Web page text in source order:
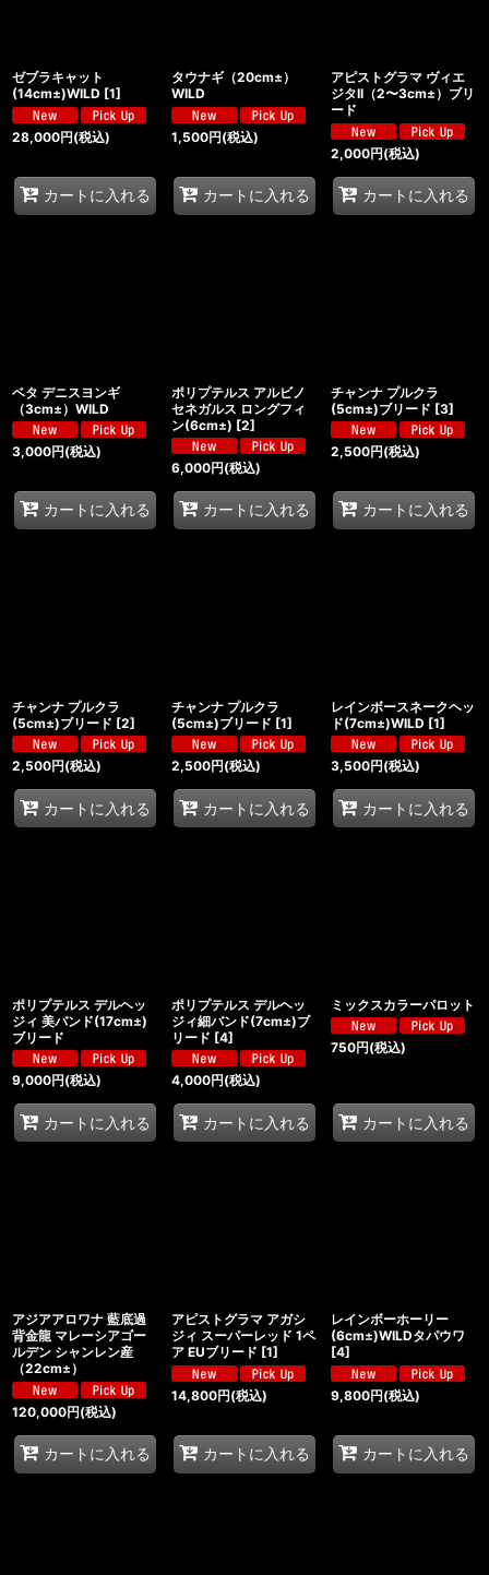
ゼブラキャット
(14cm±)WILD [1]
28,000円(税込)
カートに入れる
タウナギ（20cm±）
WILD
1,500円(税込)
カートに入れる
アピストグラマ ヴィエ
ジタII（2〜3cm±）ブリ
ード
2,000円(税込)
カートに入れる
ベタ デニスヨンギ
（3cm±）WILD
3,000円(税込)
カートに入れる
ポリプテルス アルビノ
セネガルス ロングフィ
ン(6cm±) [2]
6,000円(税込)
カートに入れる
チャンナ プルクラ
(5cm±)ブリード [3]
2,500円(税込)
カートに入れる
チャンナ プルクラ
(5cm±)ブリード [2]
2,500円(税込)
カートに入れる
チャンナ プルクラ
(5cm±)ブリード [1]
2,500円(税込)
カートに入れる
レインボースネークヘッ
ド(7cm±)WILD [1]
3,500円(税込)
カートに入れる
ポリプテルス デルヘッ
ジィ 美バンド(17cm±)
ブリード
9,000円(税込)
カートに入れる
ポリプテルス デルヘッ
ジィ細バンド(7cm±)ブ
リード [4]
4,000円(税込)
カートに入れる
ミックスカラーパロット
750円(税込)
カートに入れる
アジアアロワナ 藍底過
背金龍 マレーシアゴー
ルデン シャンレン産
（22cm±）
120,000円(税込)
カートに入れる
アピストグラマ アガシ
ジィ スーパーレッド 1ペ
ア EUブリード [1]
14,800円(税込)
カートに入れる
レインボーホーリー
(6cm±)WILDタパウワ
[4]
9,800円(税込)
カートに入れる